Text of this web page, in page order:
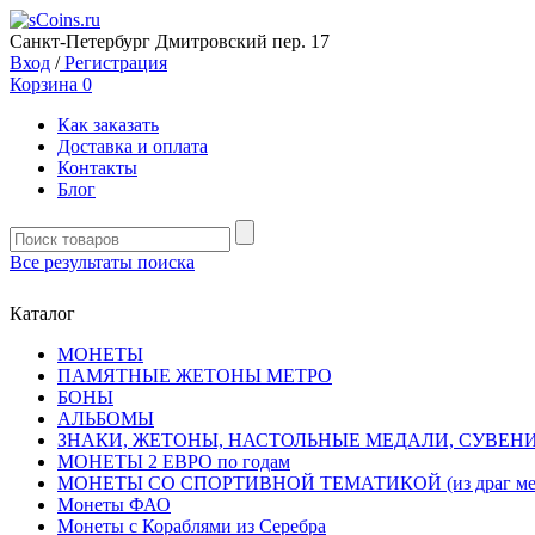
Санкт-Петербург Дмитровский пер. 17
Вход /Регистрация
Корзина 0
Как заказать
Доставка и оплата
Контакты
Блог
Все результаты поиска
Каталог
MОНЕТЫ
ПАМЯТНЫЕ ЖЕТОНЫ МЕТРО
БОНЫ
АЛЬБОМЫ
ЗНАКИ, ЖЕТОНЫ, НАСТОЛЬНЫЕ МЕДАЛИ,
МОНЕТЫ 2 ЕВРО по годам
МОНЕТЫ СО СПОРТИВНОЙ ТЕМАТИКОЙ (из драг
Монеты ФАО
Монеты с Кораблями из Серебра